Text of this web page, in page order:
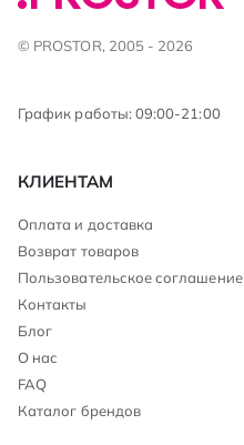
© PROSTOR, 2005 - 2026
График работы: 09:00-21:00
КЛИЕНТАМ
Оплата и доставка
Возврат товаров
Пользовательское соглашение
Контакты
Блог
О нас
FAQ
Каталог брендов